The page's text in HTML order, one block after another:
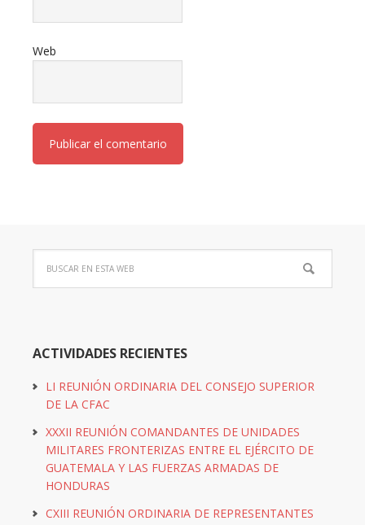
Web
ACTIVIDADES RECIENTES
LI REUNIÓN ORDINARIA DEL CONSEJO SUPERIOR
DE LA CFAC
XXXII REUNIÓN COMANDANTES DE UNIDADES
MILITARES FRONTERIZAS ENTRE EL EJÉRCITO DE
GUATEMALA Y LAS FUERZAS ARMADAS DE
HONDURAS
CXIII REUNIÓN ORDINARIA DE REPRESENTANTES